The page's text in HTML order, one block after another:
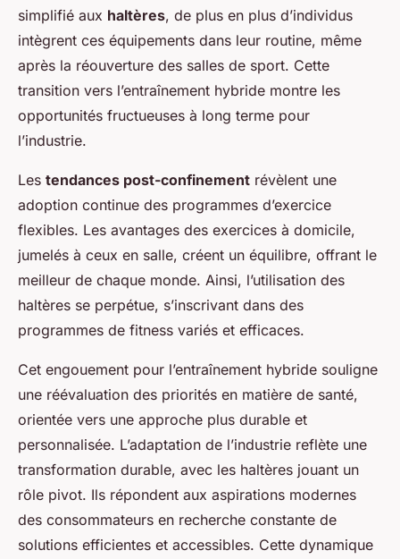
simplifié aux haltères, de plus en plus d’individus
intègrent ces équipements dans leur routine, même
après la réouverture des salles de sport. Cette
transition vers l’entraînement hybride montre les
opportunités fructueuses à long terme pour
l’industrie.
Les tendances post-confinement révèlent une
adoption continue des programmes d’exercice
flexibles. Les avantages des exercices à domicile,
jumelés à ceux en salle, créent un équilibre, offrant le
meilleur de chaque monde. Ainsi, l’utilisation des
haltères se perpétue, s’inscrivant dans des
programmes de fitness variés et efficaces.
Cet engouement pour l’entraînement hybride souligne
une réévaluation des priorités en matière de santé,
orientée vers une approche plus durable et
personnalisée. L’adaptation de l’industrie reflète une
transformation durable, avec les haltères jouant un
rôle pivot. Ils répondent aux aspirations modernes
des consommateurs en recherche constante de
solutions efficientes et accessibles. Cette dynamique